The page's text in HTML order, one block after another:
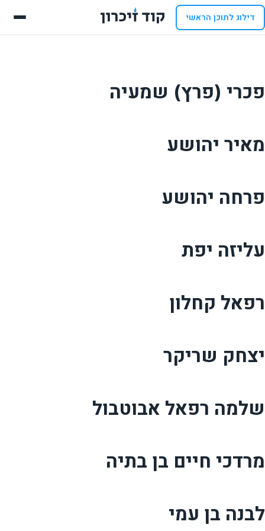
דילוג לתוכן הראשי
פכרי (פרץ) שמעיה
מאיר יהושע
פרחה יהושע
עליזה יפת
רפאל קחלון
יצחק שריקר
שלמה רפאל אבוטבול
מרדכי חיים בן בתיה
לבנה בן עמי